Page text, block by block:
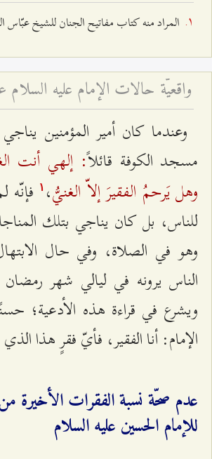
المراد منه كتاب مفاتيح الجنان للشيخ
واقعيّة حالات الإمام عليه السلام
وعندما كان أمير المؤمنين
مسجد الكوفة قائلاً: إلهي أنت
وهل يَرحمُ الفقيرَ إلاّ الغنيُّ، ۱
للناس، بل كان يناجي بتلك
وهو في الصلاة، وفي حال
الناس يرونه في ليالي شهر
ويشرع في قراءة هذه الأدعية؛
الإمام: أنا الفقير، فأيّ فقرٍ هذا
عدم صحّة نسبة الفقرات الأخيرة
للإمام الحسين عليه السلام